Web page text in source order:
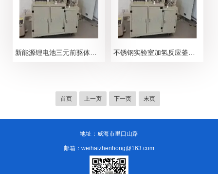
新能源锂电池三元前驱体反应釜 不锈钢实验室加氢反应釜装置
首页 上一页 下一页 末页
地址：威海市里口山路
邮箱：weihaizhenhong@163.com